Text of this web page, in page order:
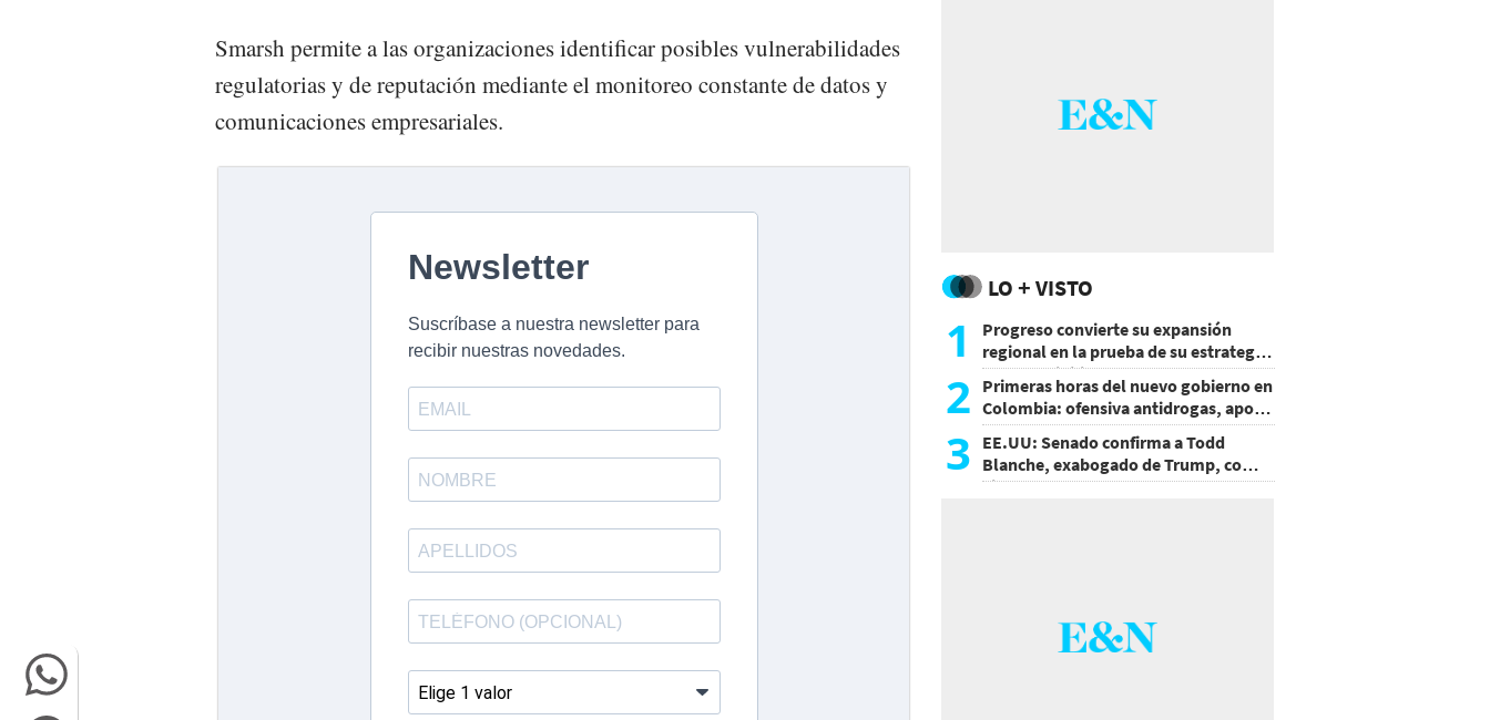
Smarsh permite a las organizaciones identificar posibles vulnerabilidades
regulatorias y de reputación mediante el monitoreo constante de datos y
comunicaciones empresariales.
LO + VISTO
1
Progreso convierte su expansión
regional en la prueba de su estrategia
de sostenibilidad
2 Primeras horas del nuevo gobierno en
Colombia: ofensiva antidrogas, apoyo
de EE.UU. y un atentado
3 EE.UU: Senado confirma a Todd
Blanche, exabogado de Trump, como
Fiscal General